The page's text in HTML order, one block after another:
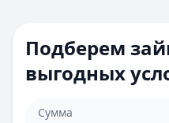
Подберем
выгодных
Сумма